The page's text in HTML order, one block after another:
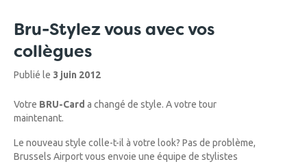
Bru-Stylez vous avec vos
collègues
Publié le 3 juin 2012
Votre BRU-Card a changé de style. A votre tour
maintenant.
Le nouveau style colle-t-il à votre look? Pas de problème,
Brussels Airport vous envoie une équipe de stylistes